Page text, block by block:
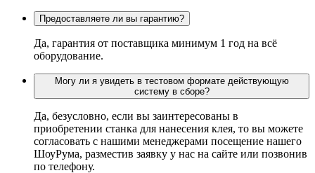
Предоставляете ли вы гарантию?
Да, гарантия от поставщика минимум 1 год на всё
оборудование.
Могу ли я увидеть в тестовом формате действующую
систему в сборе?
Да, безусловно, если вы заинтересованы в
приобретении станка для нанесения клея, то вы можете
согласовать с нашими менеджерами посещение нашего
ШоуРума, разместив заявку у нас на сайте или позвонив
по телефону.